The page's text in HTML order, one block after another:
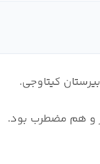
کیتاوجی.
و هم مضطرب بود.